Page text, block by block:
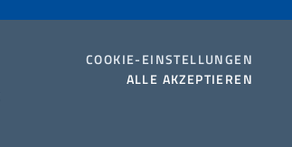
COOKIE-EINSTELLUNGEN
ALLE AKZEPTIEREN
2026 Urheberrecht Ministerium für auswärtige